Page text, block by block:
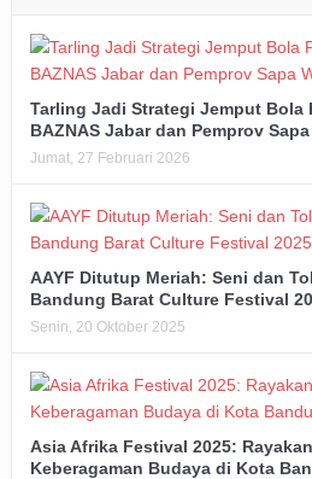
Tarling Jadi Strategi Jemput Bola
BAZNAS Jabar dan Pemprov
Jumat, 27 Februari 2026
AAYF Ditutup Meriah: Seni dan
Bandung Barat Culture Festival
Senin, 20 Oktober 2025
Asia Afrika Festival 2025:
Keberagaman Budaya di Kota